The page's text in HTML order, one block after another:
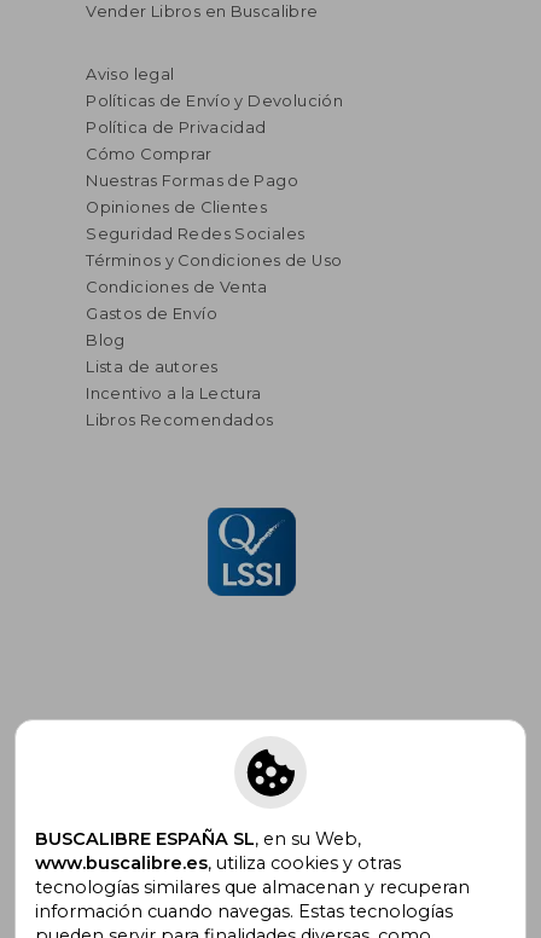
Vender Libros en Buscalibre
Aviso legal
Políticas de Envío y Devolución
Política de Privacidad
Cómo Comprar
Nuestras Formas de Pago
Opiniones de Clientes
Seguridad Redes Sociales
Términos y Condiciones de Uso
Condiciones de Venta
Gastos de Envío
Blog
Lista de autores
Incentivo a la Lectura
Libros Recomendados
Suscríbete para recibir ofertas y
promociones
¿Necesitas ayuda?
BUSCALIBRE ESPAÑA SL, en su Web,
www.buscalibre.es, utiliza cookies y otras
tecnologías similares que almacenan y recuperan
información cuando navegas. Estas tecnologías